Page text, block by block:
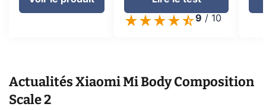
9 / 10
ActualitésXiaomi Mi Body Composition
Scale 2